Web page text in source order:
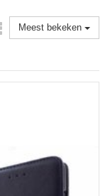
Meest bekeken